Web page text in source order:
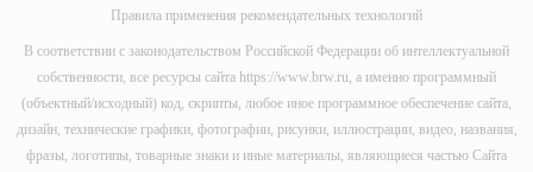
Правила применения рекомендательных технологий
В соответствии с законодательством Российской Федерации об интеллектуальной
собственности, все ресурсы сайта https://www.brw.ru, а именно программный
(объектный/исходный) код, скрипты, любое иное программное обеспечение сайта,
дизайн, технические графики, фотографии, рисунки, иллюстрации, видео, названия,
фразы, логотипы, товарные знаки и иные материалы, являющиеся частью Сайта